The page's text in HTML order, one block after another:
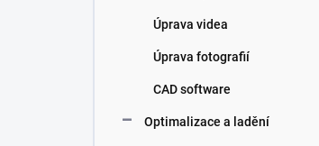
Úprava videa
Úprava fotografií
CAD software
Optimalizace a ladění